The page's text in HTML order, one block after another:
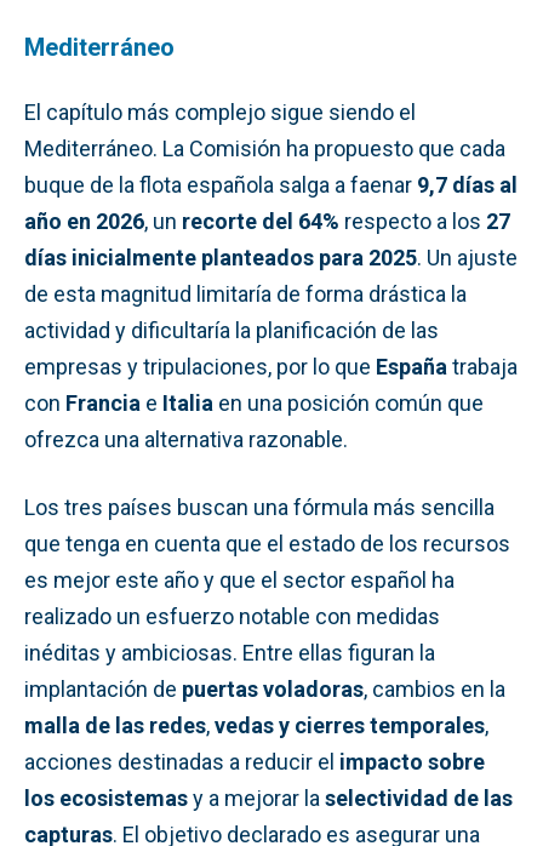
Mediterráneo
El capítulo más complejo sigue siendo el
Mediterráneo. La Comisión ha propuesto que cada
buque de la flota española salga a faenar 9,7 días al
año en 2026, un recorte del 64% respecto a los 27
días inicialmente planteados para 2025. Un ajuste
de esta magnitud limitaría de forma drástica la
actividad y dificultaría la planificación de las
empresas y tripulaciones, por lo que España trabaja
con Francia e Italia en una posición común que
ofrezca una alternativa razonable.
Los tres países buscan una fórmula más sencilla
que tenga en cuenta que el estado de los recursos
es mejor este año y que el sector español ha
realizado un esfuerzo notable con medidas
inéditas y ambiciosas. Entre ellas figuran la
implantación de puertas voladoras, cambios en la
malla de las redes,vedas y cierres temporales,
acciones destinadas a reducir el impacto sobre
los ecosistemasy a mejorar la selectividad de las
capturas. El objetivo declarado es asegurar una